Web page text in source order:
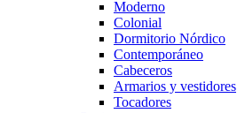
Moderno
Colonial
Dormitorio Nórdico
Contemporáneo
Cabeceros
Armarios y vestidores
Tocadores